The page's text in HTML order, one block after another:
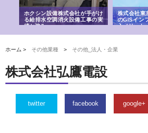
ホクシン設備株式会社が手がけ
る給排水空調消火設備工事の実
績と強み
株式会社東
のGISイン
入メリット
ホーム > その他業種 > その他_法人・企業
株式会社弘鷹電設
twitter facebook google+